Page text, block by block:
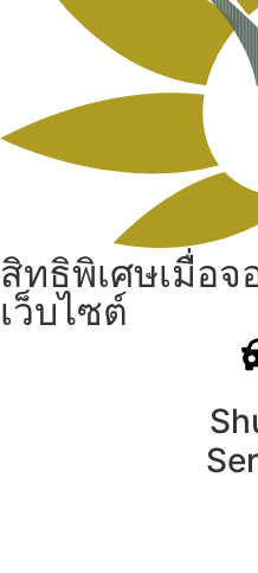
สิทธิพิเศษเมื่อจ
เว็บไซต์